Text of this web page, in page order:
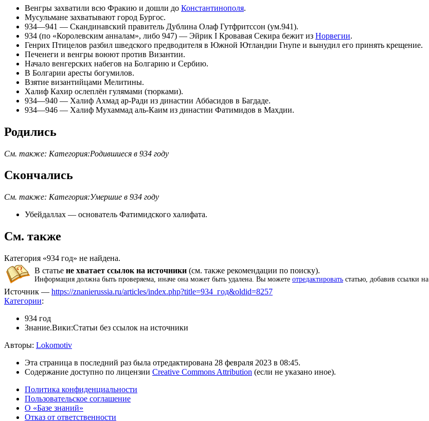
Венгры захватили всю Фракию и дошли до Константинополя.
Мусульмане захватывают город Бургос.
934—941 — Скандинавский правитель Дублина Олаф Гутфритссон (ум.941).
934 (по «Королевским анналам», либо 947) — Эйрик I Кровавая Секира бежит из Норвегии.
Генрих Птицелов разбил шведского предводителя в Южной Ютландии Гнупе и вынудил его принять крещение.
Печенеги и венгры воюют против Византии.
Начало венгерских набегов на Болгарию и Сербию.
В Болгарии аресты богумилов.
Взятие византийцами Мелитины.
Халиф Кахир ослеплён гулямами (тюрками).
934—940 — Халиф Ахмад ар-Ради из династии Аббасидов в Багдаде.
934—946 — Халиф Мухаммад аль-Каим из династии Фатимидов в Махдии.
Родились
См. также: Категория:Родившиеся в 934 году
Скончались
См. также: Категория:Умершие в 934 году
Убейдаллах — основатель Фатимидского халифата.
См. также
Категория «934 год» не найдена.
В статье не хватает ссылок на источники (см. также рекомендации по поиску).
Информация должна быть проверяема, иначе она может быть удалена. Вы можете отредактировать статью, добавив ссылки на
Источник — https://znanierussia.ru/articles/index.php?title=934_год&oldid=8257
Категории:
934 год
Знание.Вики:Статьи без ссылок на источники
Авторы: Lokomotiv
Эта страница в последний раз была отредактирована 28 февраля 2023 в 08:45.
Содержание доступно по лицензии Creative Commons Attribution (если не указано иное).
Политика конфиденциальности
Пользовательское соглашение
О «Базе знаний»
Отказ от ответственности